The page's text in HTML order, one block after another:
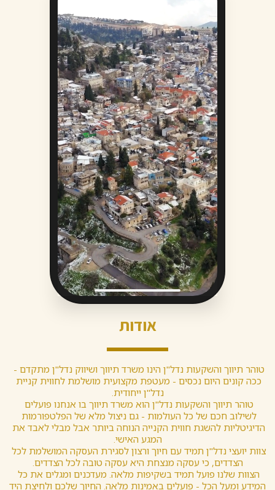
אודות
טוהר תיווך והשקעות נדל"ן הינו משרד תיווך ושיווק נדל"ן מתקדם -
ככה קונים היום נכסים - מעטפת מקצועית מושלמת לחווית קניית
נדל"ן ייחודית.
טוהר תיווך והשקעות נדל"ן הוא משרד תיווך בו אנחנו פועלים
לשילוב חכם של כל העולמות - גם ניצול מלא של הפלטפורמות
הדיגיטליות להשגת חווית הקנייה הנוחה ביותר אבל מבלי לאבד את
המגע האישי.
צוות יועצי נדל"ן תמיד עם חיוך ורצון לסגירת העסקה המושלמת לכל
הצדדים, כי עסקה מנצחת היא עסקה טובה לכל הצדדים.
הצוות שלנו פועל תמיד בשקיפות מלאה. מעדכנים ומגלים את כל
המידע ומעל הכל - פועלים באמינות מלאה. החיוך שלכם ולחיצת היד